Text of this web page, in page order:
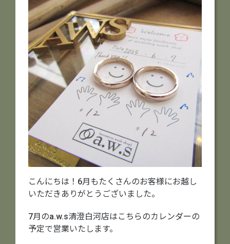
こんにちは！6月もたくさんのお客様にお越し
いただきありがとうございました。
7月のa.w.s清澄白河店はこちらのカレンダーの
予定で営業いたします。